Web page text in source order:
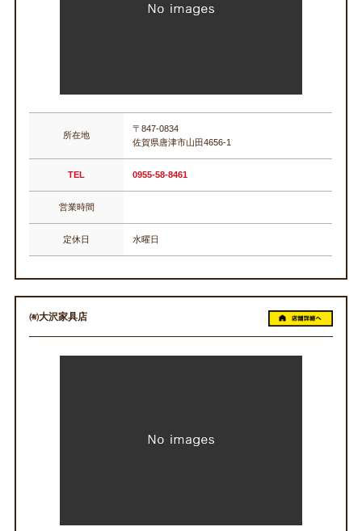
所在地
〒847-0834
佐賀県唐津市山田4656-1
TEL 0955-58-8461
営業時間
定休日 水曜日
㈲大沢家具店